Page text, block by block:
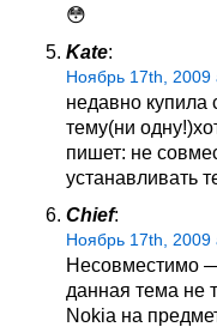
😳
Kate:
Ноябрь 17th, 2009
недавно купила
тему(ни
пишет: не
устанавливать
Chief:
Ноябрь 17th, 2009
Несовместимо
данная тема не
Nokia на